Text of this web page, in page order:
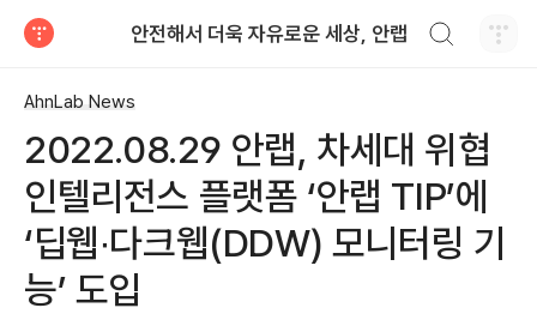
안전해서 더욱 자유로운 세상, 안랩
AhnLab News
2022.08.29 안랩, 차세대 위협
인텔리전스 플랫폼 ‘안랩 TIP’에
‘딥웹∙다크웹(DDW) 모니터링 기
능’ 도입